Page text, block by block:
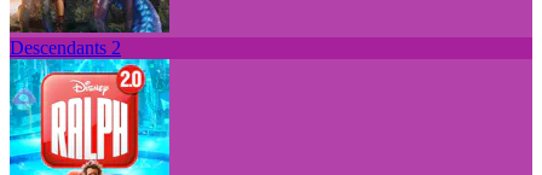
Descendants 2